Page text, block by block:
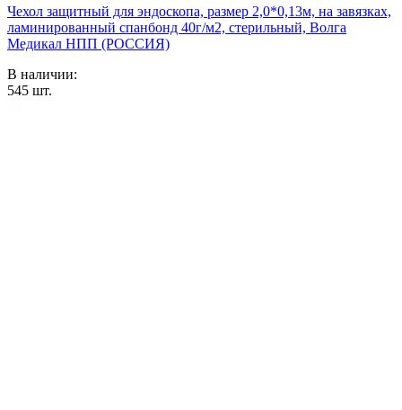
Чехол защитный для эндоскопа, размер 2,0*0,13м, на завязках,
ламинированный спанбонд 40г/м2, стерильный, Волга
Медикал НПП (РОССИЯ)
В наличии:
545 шт.